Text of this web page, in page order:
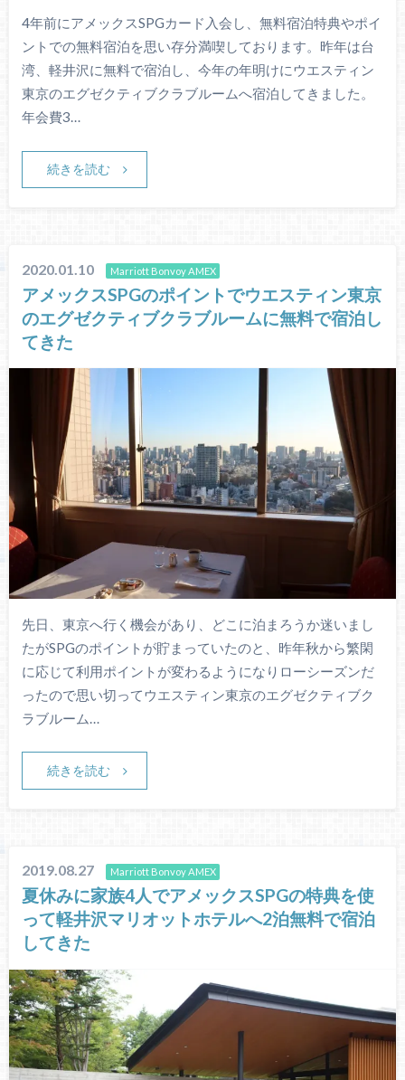
4年前にアメックスSPGカード入会し、無料宿泊特典やポイ
ントでの無料宿泊を思い存分満喫しております。昨年は台
湾、軽井沢に無料で宿泊し、今年の年明けにウエスティン
東京のエグゼクティブクラブルームへ宿泊してきました。
年会費3…
続きを読む
2020.01.10 Marriott Bonvoy AMEX
アメックスSPGのポイントでウエスティン東京
のエグゼクティブクラブルームに無料で宿泊し
てきた
先日、東京へ行く機会があり、どこに泊まろうか迷いまし
たがSPGのポイントが貯まっていたのと、昨年秋から繁閑
に応じて利用ポイントが変わるようになりローシーズンだ
ったので思い切ってウエスティン東京のエグゼクティブク
ラブルーム…
続きを読む
2019.08.27 Marriott Bonvoy AMEX
夏休みに家族4人でアメックスSPGの特典を使
って軽井沢マリオットホテルへ2泊無料で宿泊
してきた